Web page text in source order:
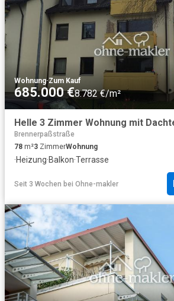
Wohnung·Zum Kauf
685.000 €8.782 €/m²
Brennerpaßstraße
78 m²3 ZimmerWohnung
·Heizung·Balkon·Terrasse
Seit 3 Wochen bei Ohne-makler